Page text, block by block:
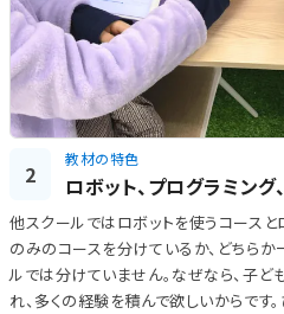
2
教材の特色
ロボット、プログラミン
他スクールではロボットを使うコース
のみのコースを分けているか、どちら
ルでは分けていません。なぜなら、子
れ、多くの経験を積んで欲しいからです